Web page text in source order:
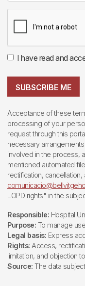
I have read and
SUBSCRIBE ME
Acceptance of these
processing of your
request through this
necessary
involved in the process,
mentioned automated
rectification,
LOPD rights" in the
Responsible: Hospital
Purpose: To manage
Legal basis: Express
Rights: Access,
limitation, and objection
Source: The data